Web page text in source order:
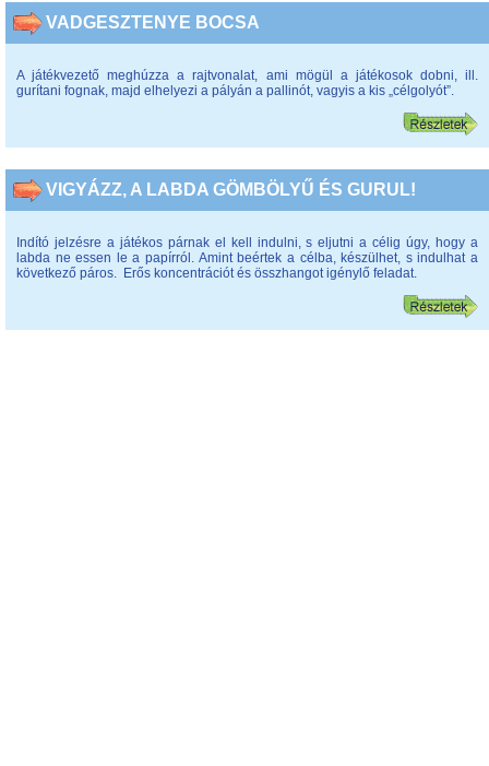
VADGESZTENYE BOCSA
A játékvezető meghúzza a rajtvonalat, ami mögül a játékosok dobni, ill.
gurítani fognak, majd elhelyezi a pályán a pallinót, vagyis a kis „célgolyót”.
VIGYÁZZ, A LABDA GÖMBÖLYŰ ÉS GURUL!
Indító jelzésre a játékos párnak el kell indulni, s eljutni a célig úgy, hogy a
labda ne essen le a papírról. Amint beértek a célba, készülhet, s indulhat a
következő páros. Erős koncentrációt és összhangot igénylő feladat.